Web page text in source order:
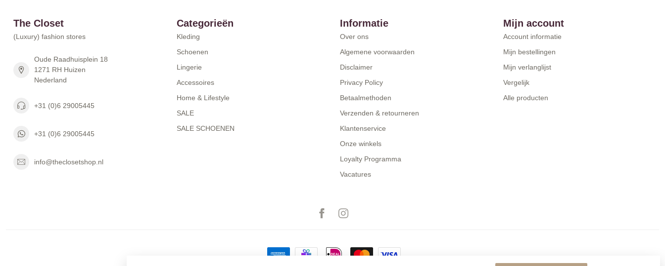
The Closet
(Luxury) fashion stores
Oude Raadhuisplein 18
1271 RH Huizen
Nederland
+31 (0)6 29005445
+31 (0)6 29005445
info@theclosetshop.nl
Categorieën
Kleding
Schoenen
Lingerie
Accessoires
Home & Lifestyle
SALE
SALE SCHOENEN
Informatie
Over ons
Algemene voorwaarden
Disclaimer
Privacy Policy
Betaalmethoden
Verzenden & retourneren
Klantenservice
Onze winkels
Loyalty Programma
Vacatures
Mijn account
Account informatie
Mijn bestellingen
Mijn verlanglijst
Vergelijk
Alle producten